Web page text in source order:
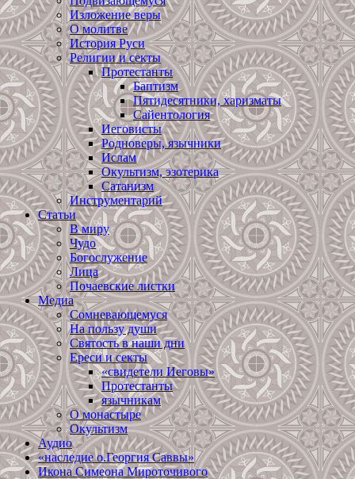
Изложение веры
О молитве
История Руси
Религии и секты
Протестанты
Баптизм
Пятидесятники, харизматы
Сайентология
Иеговисты
Родноверы, язычники
Ислам
Окультизм, эзотерика
Сатанизм
Инструментарий
Статьи
В миру
Чудо
Богослужение
Лица
Почаевские листки
Медиа
Сомневающемуся
На пользу души
Святость в наши дни
Ереси и секты
«свидетели Иеговы»
Протестанты
язычникам
О монастыре
Окультизм
Аудио
«наследие о.Георгия Саввы»
Икона Симеона Мироточивого